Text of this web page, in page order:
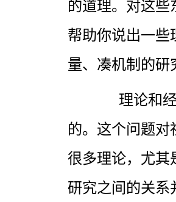
的道理。对这
帮助你说出一些
量、凑机制的研
理论和
的。这个问题
很多理论，尤其
研究之间的关系